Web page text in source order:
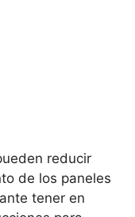
reducir
de los paneles
tener en